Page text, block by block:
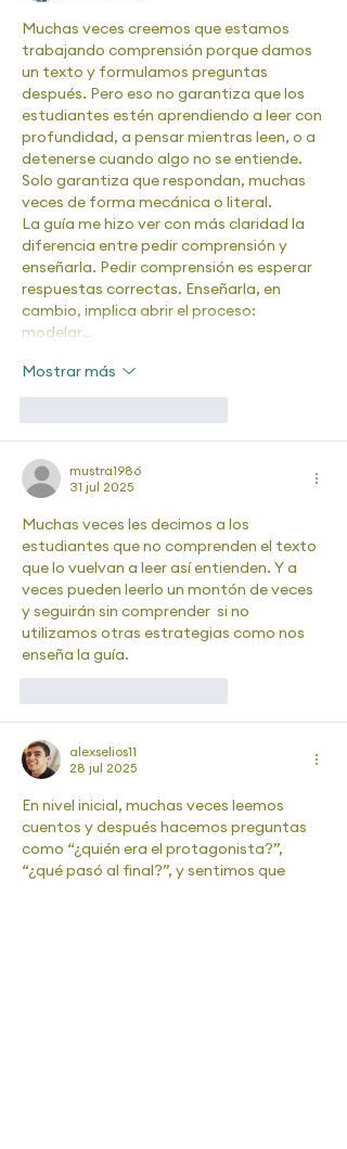
Muchas veces creemos que estamos
trabajando comprensión porque damos
un texto y formulamos preguntas
después. Pero eso no garantiza que los
estudiantes estén aprendiendo a leer con
profundidad, a pensar mientras leen, o a
detenerse cuando algo no se entiende.
Solo garantiza que respondan, muchas
veces de forma mecánica o literal.
La guía me hizo ver con más claridad la
diferencia entre pedir comprensión y
enseñarla. Pedir comprensión es esperar
respuestas correctas. Enseñarla, en
cambio, implica abrir el proceso:
modelar…
Mostrar más
mustra1986
31 jul 2025
Muchas veces les decimos a los
estudiantes que no comprenden el texto
que lo vuelvan a leer así entienden. Y a
veces pueden leerlo un montón de veces
y seguirán sin comprender  si no
utilizamos otras estrategias como nos
enseña la guía.
alexselios11
28 jul 2025
En nivel inicial, muchas veces leemos
cuentos y después hacemos preguntas
como “¿quién era el protagonista?”,
“¿qué pasó al final?”, y sentimos que